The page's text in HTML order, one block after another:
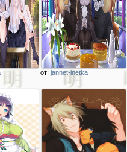
сидят
Описание
изображения
три девушки сидят
на диване love live!
от: jannet-inetka